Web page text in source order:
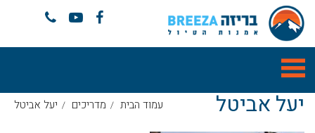
עמוד הבית מדריכים יעל אביטל יעל אביטל